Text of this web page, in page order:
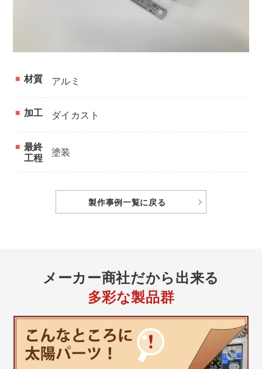
材質 アルミ
加工 ダイカスト
最終
工程
塗装
製作事例一覧に戻る
メーカー商社だから出来る
多彩な製品群